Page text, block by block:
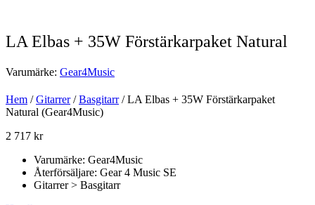
LA Elbas + 35W Förstärkarpaket Natural
Varumärke: Gear4Music
Hem /Gitarrer/Basgitarr/ LA Elbas + 35W Förstärkarpaket
Natural (Gear4Music)
2 717 kr
Varumärke: Gear4Music
Återförsäljare: Gear 4 Music SE
Gitarrer > Basgitarr